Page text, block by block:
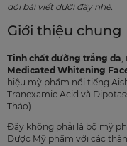
dõi bài viết dưới đây nhé.
Giới thiệu chung
Tinh chất dưỡng trắng da
Medicated Whitening
hiệu mỹ phẩm nổi tiếng
Tranexamic Acid và
Thảo).
Đây không phải là bộ mỹ
Dược Mỹ phẩm với các